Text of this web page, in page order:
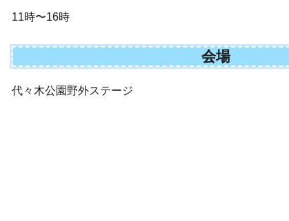
11時〜16時
会場
代々木公園野外ステージ